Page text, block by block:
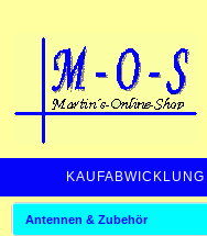
KAUFABWICKLUNG
ZAHLUNGSARTEN
Antennen & Zubehör